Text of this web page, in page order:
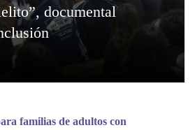
documental
familias de adultos con